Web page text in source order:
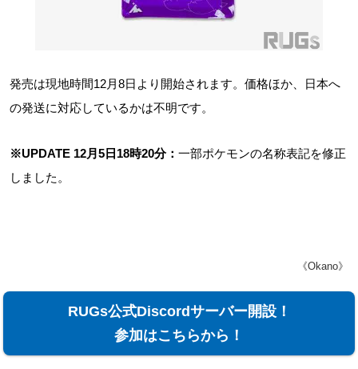
発売は現地時間12月8日より開始されます。価格ほか、日本へ
の発送に対応しているかは不明です。
※UPDATE 12月5日18時20分： 一部ポケモンの名称表記を修正
しました。
《Okano》
RUGs公式Discordサーバー開設！
参加はこちらから！